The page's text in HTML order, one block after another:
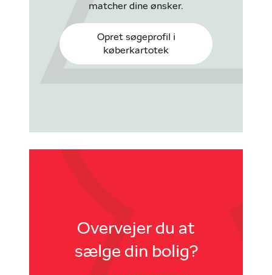
matcher dine ønsker.
Opret søgeprofil i
køberkartotek
Overvejer du at
sælge din bolig?